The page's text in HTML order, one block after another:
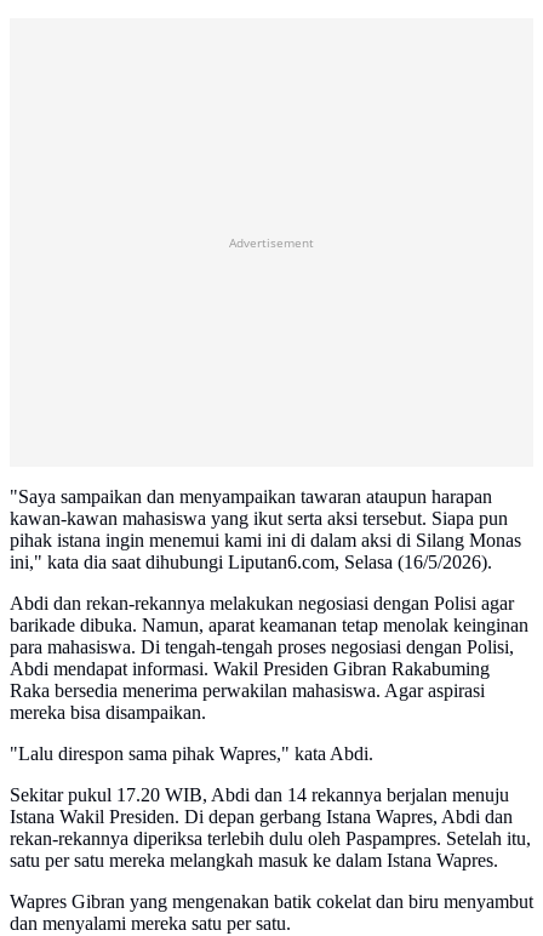
Advertisement
"Saya sampaikan dan menyampaikan tawaran ataupun harapan
kawan-kawan mahasiswa yang ikut serta aksi tersebut. Siapa pun
pihak istana ingin menemui kami ini di dalam aksi di Silang Monas
ini," kata dia saat dihubungi Liputan6.com, Selasa (16/5/2026).
Abdi dan rekan-rekannya melakukan negosiasi dengan Polisi agar
barikade dibuka. Namun, aparat keamanan tetap menolak keinginan
para mahasiswa. Di tengah-tengah proses negosiasi dengan Polisi,
Abdi mendapat informasi. Wakil Presiden Gibran Rakabuming
Raka bersedia menerima perwakilan mahasiswa. Agar aspirasi
mereka bisa disampaikan.
"Lalu direspon sama pihak Wapres," kata Abdi.
Sekitar pukul 17.20 WIB, Abdi dan 14 rekannya berjalan menuju
Istana Wakil Presiden. Di depan gerbang Istana Wapres, Abdi dan
rekan-rekannya diperiksa terlebih dulu oleh Paspampres. Setelah itu,
satu per satu mereka melangkah masuk ke dalam Istana Wapres.
Wapres Gibran yang mengenakan batik cokelat dan biru menyambut
dan menyalami mereka satu per satu.